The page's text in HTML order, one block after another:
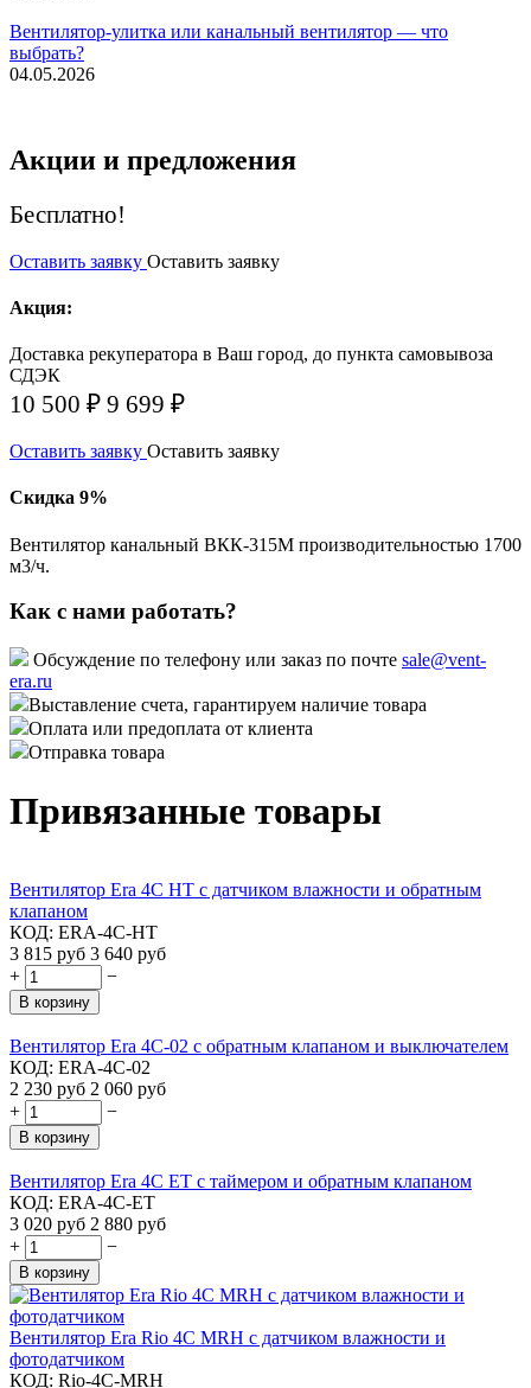
Вентилятор-улитка или канальный вентилятор — что
выбрать?
04.05.2026
Акции и предложения
Бесплатно!
Оставить заявку Оставить заявку
Акция:
Доставка рекуператора в Ваш город, до пункта самовывоза
СДЭК
10 500 ₽ 9 699 ₽
Оставить заявку Оставить заявку
Скидка 9%
Вентилятор канальный ВКК-315М производительностью 1700
м3/ч.
Как с нами работать?
Обсуждение по телефону или заказ по почте sale@vent-
era.ru
Выставление счета, гарантируем наличие товара
Оплата или предоплата от клиента
Отправка товара
Привязанные товары
Вентилятор Era 4C HT с датчиком влажности и обратным
клапаном
КОД: ERA-4C-HT
3 815 руб 3 640 руб
+
−
В корзину
Вентилятор Era 4C-02 с обратным клапаном и выключателем
КОД: ERA-4C-02
2 230 руб 2 060 руб
+
−
В корзину
Вентилятор Era 4C ET с таймером и обратным клапаном
КОД: ERA-4C-ET
3 020 руб 2 880 руб
+
−
В корзину
Вентилятор Era Rio 4C MRH с датчиком влажности и
фотодатчиком
КОД: Rio-4C-MRH